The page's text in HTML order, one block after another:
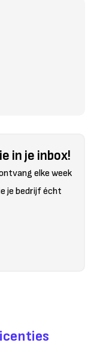
in je inbox!
elke week
je bedrijf écht